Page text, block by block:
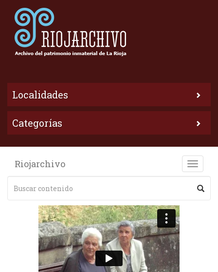
Localidades
Categorías
Toggle
Riojarchivo